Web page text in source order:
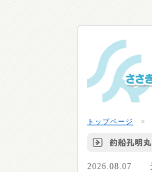
トップページ >
2026.08.07